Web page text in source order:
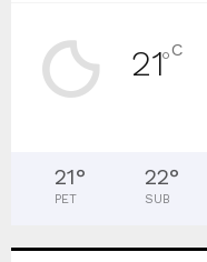
21°C
21°
PET
22°
SUB